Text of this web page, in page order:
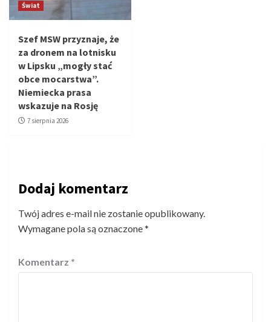
Świat
Szef MSW przyznaje, że
za dronem na lotnisku
w Lipsku „mogły stać
obce mocarstwa”.
Niemiecka prasa
wskazuje na Rosję
7 sierpnia 2026
Dodaj komentarz
Twój adres e-mail nie zostanie opublikowany.
Wymagane pola są oznaczone*
Komentarz *